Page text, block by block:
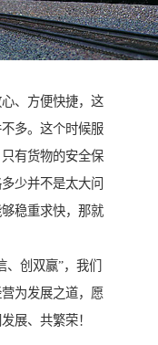
、方便快捷，这
多。这个时候服
有货物的安全保
少并不是太大问
稳重求快，那就
创双赢”，我们
为发展之道，愿
展、共繁荣！